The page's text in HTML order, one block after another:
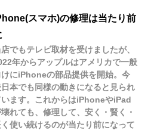
スマホ)の修理は当たり前
でもテレビ取材を受けましたが、
年からアップルはアメリカで一般
けにiPhoneの部品提供を開始。今
本でも同様の動きになると見られ
ます。これからはiPhoneやiPad
壊れても、修理して、安く・賢く・
使い続けるのが当たり前になって